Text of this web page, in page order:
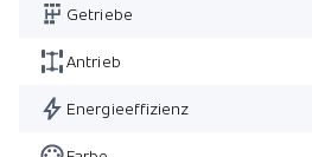
Pack M Sport
Pack Comfort
Pack Innovation II
Getriebe
Antrieb
Energieeffizienz